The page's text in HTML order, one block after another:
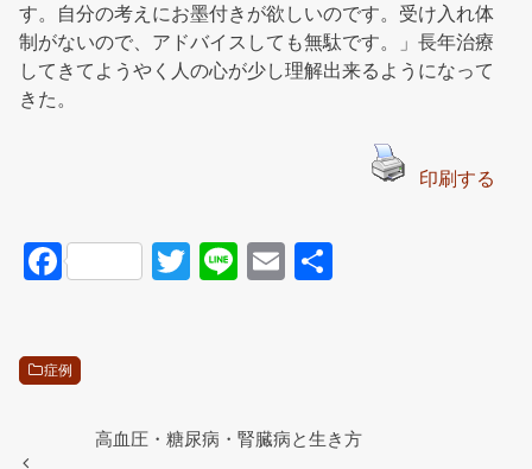
す。自分の考えにお墨付きが欲しいのです。受け入れ体
制がないので、アドバイスしても無駄です。」長年治療
してきてようやく人の心が少し理解出来るようになって
きた。
印刷する
F
e
T
Li
E
症例
高血圧・糖尿病・腎臓病と生き方